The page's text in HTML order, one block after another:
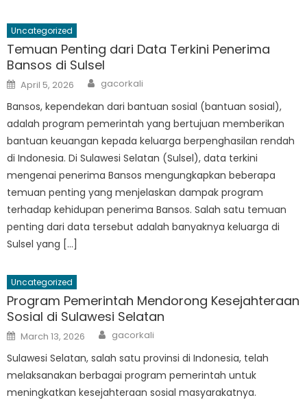
Uncategorized
Temuan Penting dari Data Terkini Penerima
Bansos di Sulsel
Posted
on
April 5, 2026 Author
gacorkali
Bansos, kependekan dari bantuan sosial (bantuan sosial),
adalah program pemerintah yang bertujuan memberikan
bantuan keuangan kepada keluarga berpenghasilan rendah
di Indonesia. Di Sulawesi Selatan (Sulsel), data terkini
mengenai penerima Bansos mengungkapkan beberapa
temuan penting yang menjelaskan dampak program
terhadap kehidupan penerima Bansos. Salah satu temuan
penting dari data tersebut adalah banyaknya keluarga di
Sulsel yang […]
Uncategorized
Program Pemerintah Mendorong Kesejahteraan
Sosial di Sulawesi Selatan
Posted
on
March 13, 2026 Author
gacorkali
Sulawesi Selatan, salah satu provinsi di Indonesia, telah
melaksanakan berbagai program pemerintah untuk
meningkatkan kesejahteraan sosial masyarakatnya.